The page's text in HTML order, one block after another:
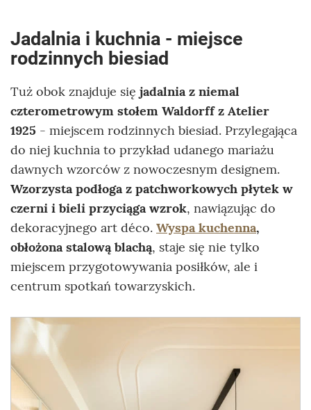
Jadalnia i kuchnia - miejsce
rodzinnych biesiad
Tuż obok znajduje się jadalnia z niemal
czterometrowym stołem Waldorff z Atelier
1925 - miejscem rodzinnych biesiad. Przylegająca
do niej kuchnia to przykład udanego mariażu
dawnych wzorców z nowoczesnym designem.
Wzorzysta podłoga z patchworkowych płytek w
czerni i bieli przyciąga wzrok, nawiązując do
dekoracyjnego art déco. Wyspa kuchenna,
obłożona stalową blachą, staje się nie tylko
miejscem przygotowywania posiłków, ale i
centrum spotkań towarzyskich.